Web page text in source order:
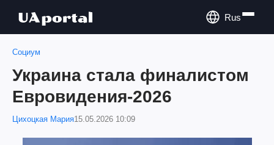
Rus
Социум
Украина стала финалистом
Евровидения-2026
Цихоцкая Мария15.05.2026 10:09